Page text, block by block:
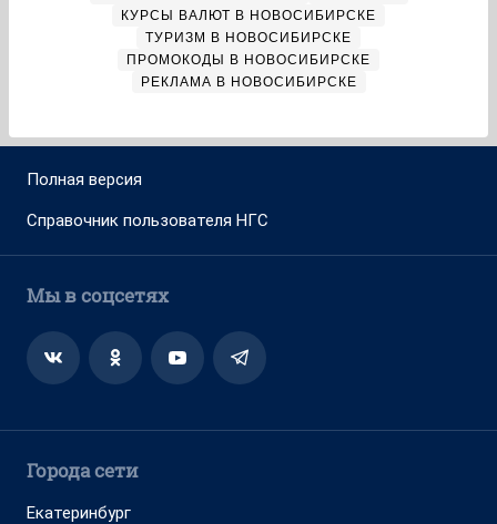
КУРСЫ ВАЛЮТ В НОВОСИБИРСКЕ
ТУРИЗМ В НОВОСИБИРСКЕ
ПРОМОКОДЫ В НОВОСИБИРСКЕ
РЕКЛАМА В НОВОСИБИРСКЕ
Полная версия
Справочник пользователя НГС
Мы в соцсетях
Города сети
Екатеринбург